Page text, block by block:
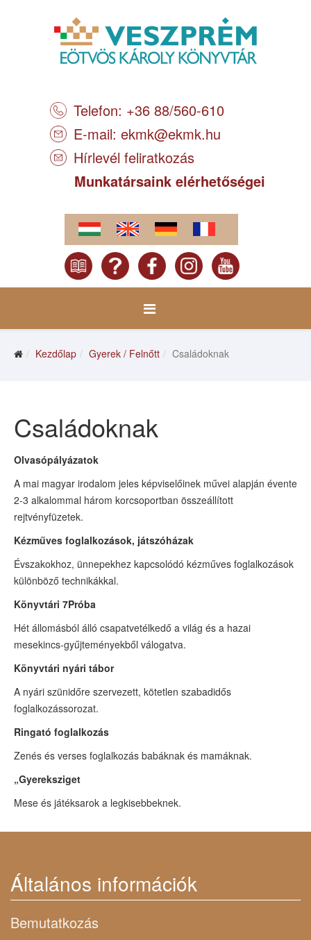
Telefon: +36 88/560-610
E-mail: ekmk@ekmk.hu
Hírlevél feliratkozás
Munkatársaink elérhetőségei
Kezdőlap Gyerek / Felnőtt Családoknak
Családoknak
Olvasópályázatok
A mai magyar irodalom jeles képviselőinek művei alapján évente
2-3 alkalommal három korcsoportban összeállított
rejtvényfüzetek.
Kézműves foglalkozások, játszóházak
Évszakokhoz, ünnepekhez kapcsolódó kézműves foglalkozások
különböző technikákkal.
Könyvtári 7Próba
Hét állomásból álló csapatvetélkedő a világ és a hazai
mesekincs-gyűjteményekből válogatva.
Könyvtári nyári tábor
A nyári szünidőre szervezett, kötetlen szabadidős
foglalkozássorozat.
Ringató foglalkozás
Zenés és verses foglalkozás babáknak és mamáknak.
„Gyereksziget
Mese és játéksarok a legkisebbeknek.
Általános információk
Bemutatkozás